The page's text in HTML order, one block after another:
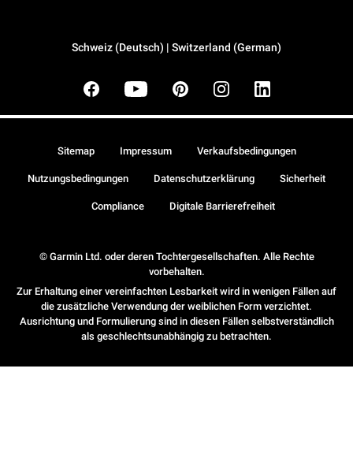
Schweiz (Deutsch) | Switzerland (German)
© Garmin Ltd. oder deren Tochtergesellschaften. Alle Rechte
vorbehalten.
Zur Erhaltung einer vereinfachten Lesbarkeit wird in wenigen Fällen auf
die zusätzliche Verwendung der weiblichen Form verzichtet.
Ausrichtung und Formulierung sind in diesen Fällen selbstverständlich
als geschlechtsunabhängig zu betrachten.
Sitemap Impressum Verkaufsbedingungen
Nutzungsbedingungen Datenschutzerklärung Sicherheit
Compliance Digitale Barrierefreiheit